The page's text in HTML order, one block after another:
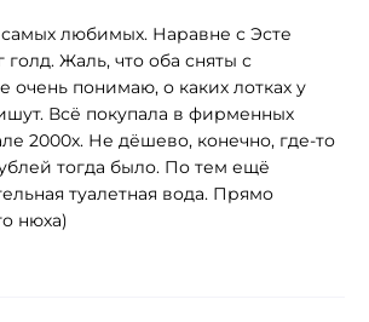
любимых. Наравне с Эсте
голд. Жаль, что оба сняты с
очень понимаю, о каких лотках у
Всё покупала в фирменных
2000х. Не дёшево, конечно, где-то
тогда было. По тем ещё
туалетная вода. Прямо
нюха)